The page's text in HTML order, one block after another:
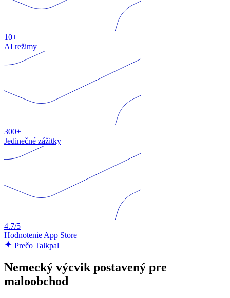
10+
AI režimy
300+
Jedinečné zážitky
4.7/5
Hodnotenie App Store
Prečo Talkpal
Nemecký výcvik postavený pre
maloobchod